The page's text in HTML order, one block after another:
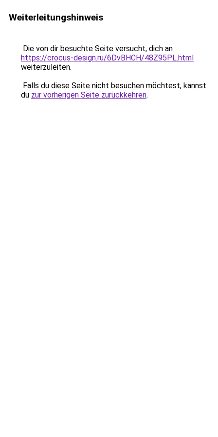
Weiterleitungshinweis
Die von dir besuchte Seite versucht, dich an
https://crocus-design.ru/6DvBHCH/48Z95PL.html
weiterzuleiten.
Falls du diese Seite nicht besuchen möchtest, kannst
du zur vorherigen Seite zurückkehren.